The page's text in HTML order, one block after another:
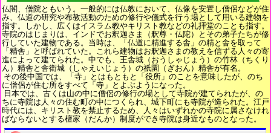
仏閣、僧院ともいう。一般的には仏教において、仏像を安置し僧侶などが住
み、仏道の研究や布教活動のための修行や儀式を行う場として用いる建物を
指す。しかし、広くはイスラム教やキリスト教などの礼拝堂のことも指す。
寺院のはじまりは、インドでお釈迦さま（釈尊・仏陀）とその弟子たちが修
行していた建物である。当時は、「仏道に精進する舎」の精と舎を取って
「精舎」と呼ばれていた。これら建物はお釈迦さまの教えを信ずる人々の寄
進によって建てられた。中でも、王舎城（おうしゃじょう）の竹林（ちくり
ん）精舎と舎衛城（しゃえいじょう）の祇園（ぎおん）精舎が有名。
その後中国では、「寺」とはもともと「役所」のことを意味したが、のち
に僧侶が住む所をすべて「寺」とよぶようになった。
日本では、古くは山の中に僧侶の修行の場として寺院が建てられたが、の
ちに寺院は人々の住む町の中につくられ、城下町にも寺院が造られた。江戸
時代には、キリスト教を禁止するため、人々はいずれかの寺院に属さなけれ
ばならないとする檀家（だんか）制度ができ寺院は身近なものとなった。